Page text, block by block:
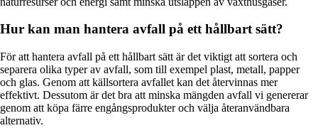
Hur kan man hantera avfall på ett hållbart sätt?
För att hantera avfall på ett hållbart sätt är det viktigt att sortera och
separera olika typer av avfall, som till exempel plast, metall, papper
och glas. Genom att källsortera avfallet kan det återvinnas mer
effektivt. Dessutom är det bra att minska mängden avfall vi genererar
genom att köpa färre engångsprodukter och välja återanvändbara
alternativ.